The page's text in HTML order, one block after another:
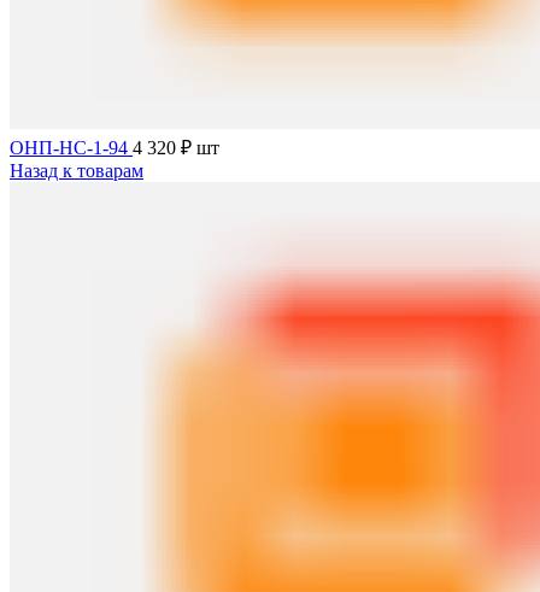
ОНП-НС-1-94 4 320 ₽ шт
Назад к товарам